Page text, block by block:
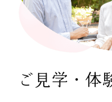
ご見学・体